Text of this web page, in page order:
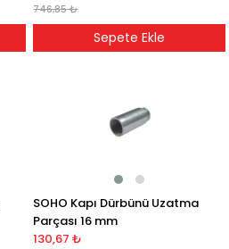
746,85 ₺
Sepete Ekle
SOHO Kapı Dürbünü Uzatma
Parçası 16 mm
130,67 ₺